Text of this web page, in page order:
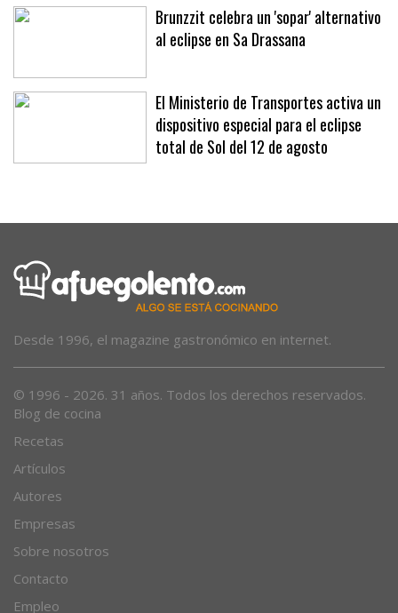
Brunzzit celebra un 'sopar' alternativo
al eclipse en Sa Drassana
El Ministerio de Transportes activa un
dispositivo especial para el eclipse
total de Sol del 12 de agosto
Desde 1996, el magazine gastronómico en internet.
© 1996 - 2026. 31 años. Todos los derechos reservados.
Blog de cocina
Recetas
Artículos
Autores
Empresas
Sobre nosotros
Contacto
Empleo